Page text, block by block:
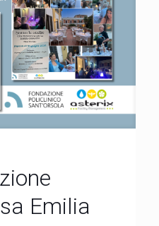
Emilia